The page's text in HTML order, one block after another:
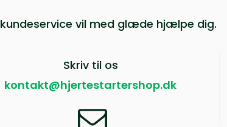
vil med glæde hjælpe dig.
Skriv til os
kontakt@hjertestartershop.dk